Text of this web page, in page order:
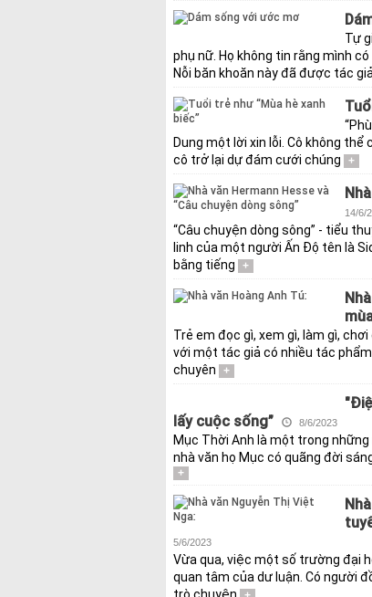
Tự
phụ nữ. Họ không tin rằng mình
Nỗi băn khoăn này đã được tác giả
Dung một lời xin lỗi. Cô không thể
cô trở lại dự đám cưới chúng
+
14/6/
“Câu chuyện dòng sông” - tiểu
linh của một người Ấn Độ tên là
bằng tiếng
+
Trẻ em đọc gì, xem gì, làm gì,
với một tác giả có nhiều tác
chuyên
+
lấy cuộc sống”
8/6/2023
Mục Thời Anh là một trong
nhà văn họ Mục có quãng đời
+
5/6/2023
Vừa qua, việc một số trường đại
quan tâm của dư luận. Có người